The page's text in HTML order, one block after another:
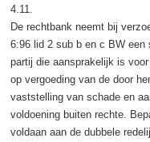
4.11.
De rechtbank neemt bij
6:96 lid 2 sub b en c BW een
partij die aansprakelijk is
op vergoeding van de door
vaststelling van schade en
voldoening buiten rechte.
voldaan aan de dubbele